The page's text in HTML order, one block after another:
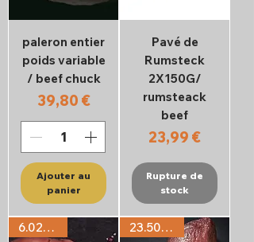
paleron entier
poids variable
/ beef chuck
Prix
39,80 €
Ajouter au
panier
Pavé de
Rumsteck
2X150G/
rumsteack
beef
Prix
23,99 €
Rupture de
stock
6.02€/KG 23.50€/KG